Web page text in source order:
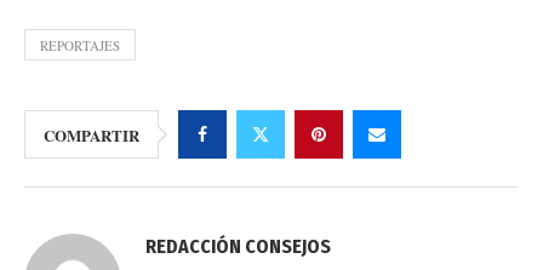
REPORTAJES
COMPARTIR
REDACCIÓN CONSEJOS